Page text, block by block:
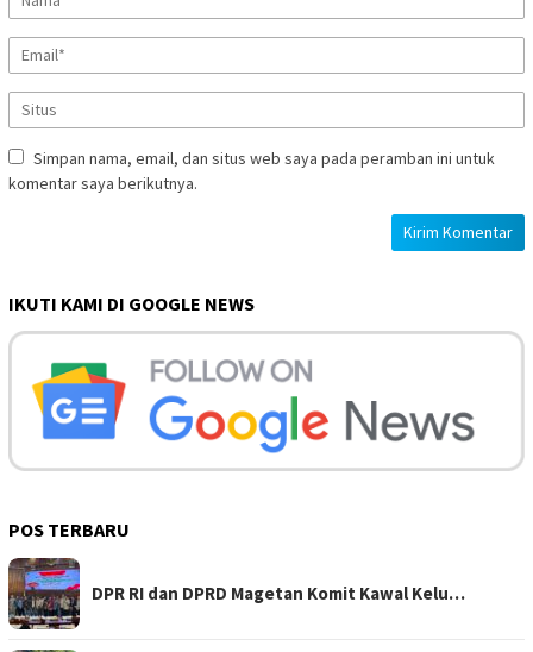
Simpan nama, email, dan situs web saya pada peramban ini untuk
komentar saya berikutnya.
IKUTI KAMI DI GOOGLE NEWS
POS TERBARU
DPR RI dan DPRD Magetan Komit Kawal Kelu…